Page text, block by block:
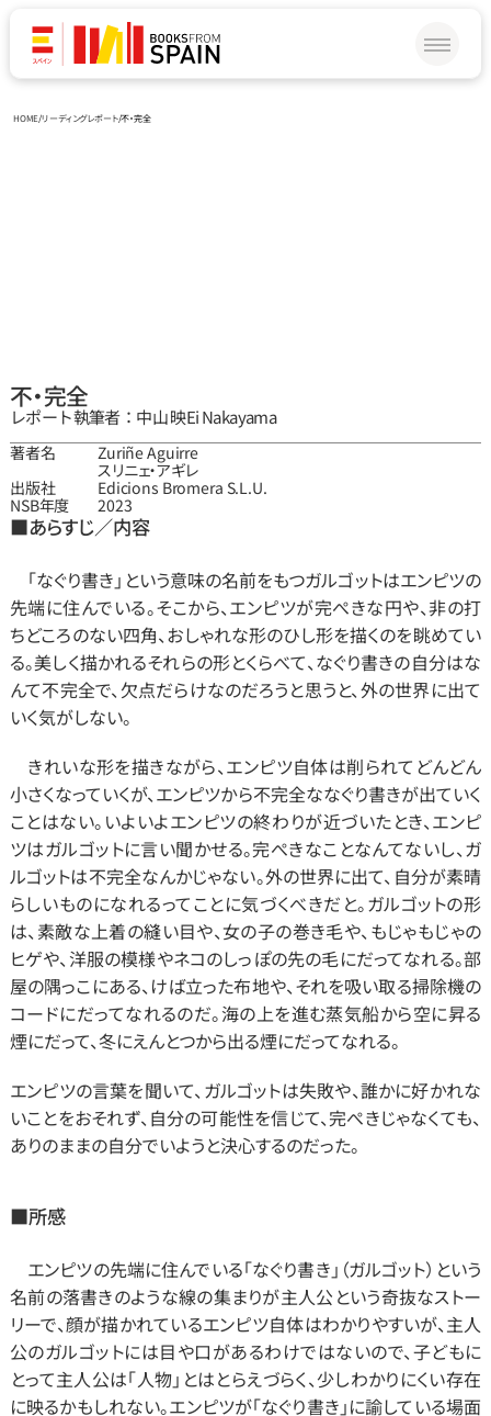
HOME/リーディングレポート/不‧完全
不‧完全
レポート執筆者：中山 映Ei Nakayama
著者名
Zuriñe Aguirre
スリニェ‧アギレ
出版社
Edicions Bromera S.L.U.
NSB年度
2023
■あらすじ／内容
「なぐり書き」という意味の名前をもつガルゴットはエンピツの
先端に住んでいる。そこから、エンピツが完ぺきな円や、非の打
ちどころのない四角、おしゃれな形のひし形を描くのを眺めてい
る。美しく描かれるそれらの形とくらべて、なぐり書きの自分はな
んて不完全で、欠点だらけなのだろうと思うと、外の世界に出て
いく気がしない。
きれいな形を描きながら、エンピツ自体は削られてどんどん
小さくなっていくが、エンピツから不完全ななぐり書きが出ていく
ことはない。いよいよエンピツの終わりが近づいたとき、エンピ
ツはガルゴットに言い聞かせる。完ぺきなことなんてないし、ガ
ルゴットは不完全なんかじゃない。外の世界に出て、自分が素晴
らしいものになれるってことに気づくべきだと。ガルゴットの形
は、素敵な上着の縫い目や、女の子の巻き毛や、もじゃもじゃの
ヒゲや、洋服の模様やネコのしっぽの先の毛にだってなれる。部
屋の隅っこにある、けば立った布地や、それを吸い取る掃除機の
コードにだってなれるのだ。海の上を進む蒸気船から空に昇る
煙にだって、冬にえんとつから出る煙にだってなれる。
エンピツの言葉を聞いて、ガルゴットは失敗や、誰かに好かれな
いことをおそれず、自分の可能性を信じて、完ぺきじゃなくても、
ありのままの自分でいようと決心するのだった。
■所感
エンピツの先端に住んでいる「なぐり書き」（ガルゴット）という
名前の落書きのような線の集まりが主人公という奇抜なストー
リーで、顔が描かれているエンピツ自体はわかりやすいが、主人
公のガルゴットには目や口があるわけではないので、子どもに
とって主人公は「人物」とはとらえづらく、少しわかりにくい存在
に映るかもしれない。エンピツが「なぐり書き」に諭している場面